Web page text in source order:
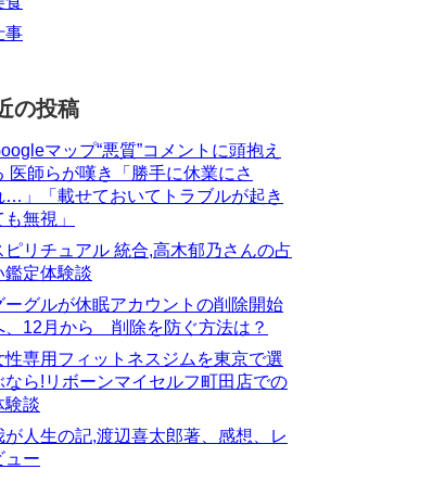
事
の投稿
マップ“悪質”コメントに頭抱え
医師らが嘆き「勝手に休業にさ
…」「載せておいてトラブルが起き
も無視」
ピリチュアル 統合,高木郁乃さんの占
鑑定体験談
ーグルが休眠アカウントの削除開始
、12月から 削除を防ぐ方法は？
性専用フィットネスジムを東京で選
なら!リボーンマイセルフ町田店での
験談
が人生の記,渡辺喜太郎著、感想、レ
ュー